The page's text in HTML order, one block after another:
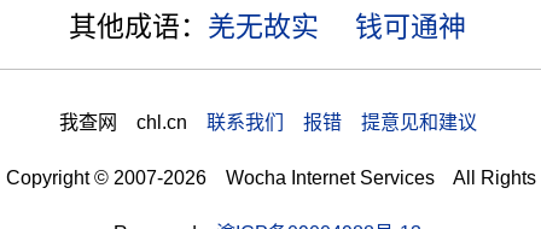
其他成语： 羌无故实 钱可通神
我查网 chl.cn 联系我们 报错 提意见和建议
Copyright © 2007-2026 Wocha Internet Services All Rights